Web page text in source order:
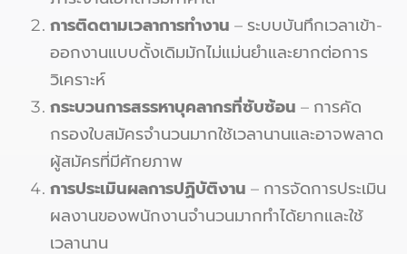
การติดตามเวลาการทำงาน – ระบบบันทึกเวลาเข้า-
ออกงานแบบดั้งเดิมมักไม่แม่นยำและยากต่อการ
วิเคราะห์
กระบวนการสรรหาบุคลากรที่ซับซ้อน – การคัด
กรองใบสมัครจำนวนมากใช้เวลานานและอาจพลาด
ผู้สมัครที่มีศักยภาพ
การประเมินผลการปฏิบัติงาน – การจัดการประเมิน
ผลงานของพนักงานจำนวนมากทำได้ยากและใช้
เวลานาน